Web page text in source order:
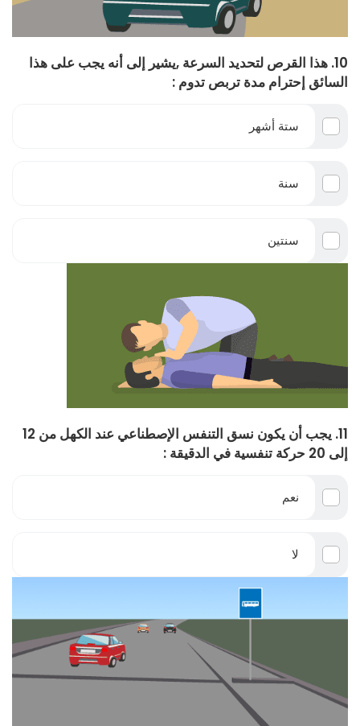
10. هذا القرص لتحديد السرعة ,يشير إلى أنه يجب على هذا
السائق إحترام مدة تربص تدوم :
ستة أشهر
سنة
سنتين
11. يجب أن يكون نسق التنفس الإصطناعي عند الكهل من 12
إلى 20 حركة تنفسية في الدقيقة :
نعم
لا